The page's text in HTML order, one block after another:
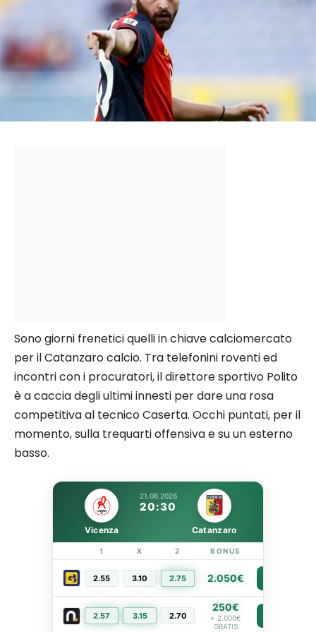
Sono giorni frenetici quelli in chiave calciomercato
per il Catanzaro calcio. Tra telefonini roventi ed
incontri con i procuratori, il direttore sportivo Polito
è a caccia degli ultimi innesti per dare una rosa
competitiva al tecnico Caserta. Occhi puntati, per il
momento, sulla trequarti offensiva e su un esterno
basso.
21.08.2026
20:30
Vicenza Catanzaro
1 X 2 BONUS
2.55 3.10 2.75 2.050€
2.57 3.15 2.70
250€
+ 2.000€
GRATIS